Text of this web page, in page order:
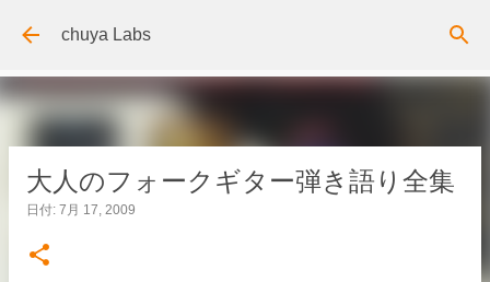
スキップしてメイン コンテンツに移動
chuya Labs
大人のフォークギター弾き語り全集
日付: 7月 17, 2009